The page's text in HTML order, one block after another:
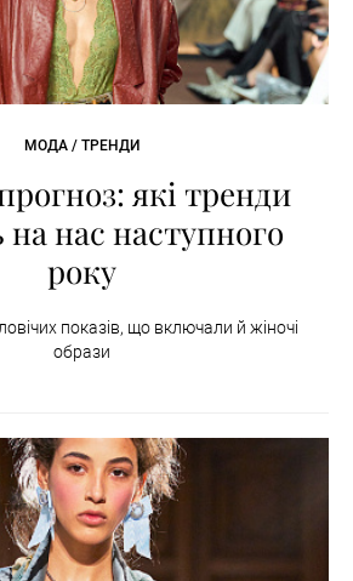
МОДА / ТРЕНДИ
які тренди
нас наступного
року
показів, що включали й жіночі
образи